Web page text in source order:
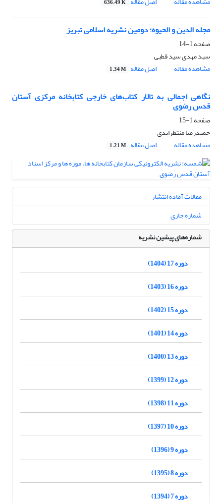
636.49 K
مجله الدین و الحیوه؛ دومین نشریه اسلامی تبریز
صفحه1-14
سید مهدی سید قطبی
مشاهده مقاله
اصل مقاله 1.34 M
نگاهی اجمالی به تالار کتاب‌های خارجی کتابخانه مرکزی آستان
قدس رضوی
صفحه1-15
حمیدرضا منتظرابدی
مشاهده مقاله
اصل مقاله 1.21 M
مقالات آماده انتشار
شماره جاری
شماره‌های پیشین نشریه
دوره 17 (1404)
دوره 16 (1403)
دوره 15 (1402)
دوره 14 (1401)
دوره 13 (1400)
دوره 12 (1399)
دوره 11 (1398)
دوره 10 (1397)
دوره 9 (1396)
دوره 8 (1395)
دوره 7 (1394)